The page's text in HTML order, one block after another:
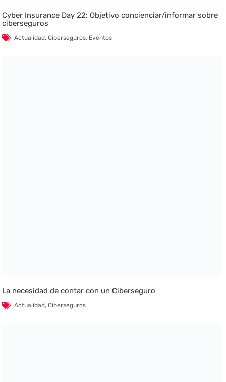
Cyber Insurance Day 22: Objetivo concienciar/informar sobre
ciberseguros
Actualidad,Ciberseguros, Eventos
La necesidad de contar con un Ciberseguro
Actualidad,Ciberseguros